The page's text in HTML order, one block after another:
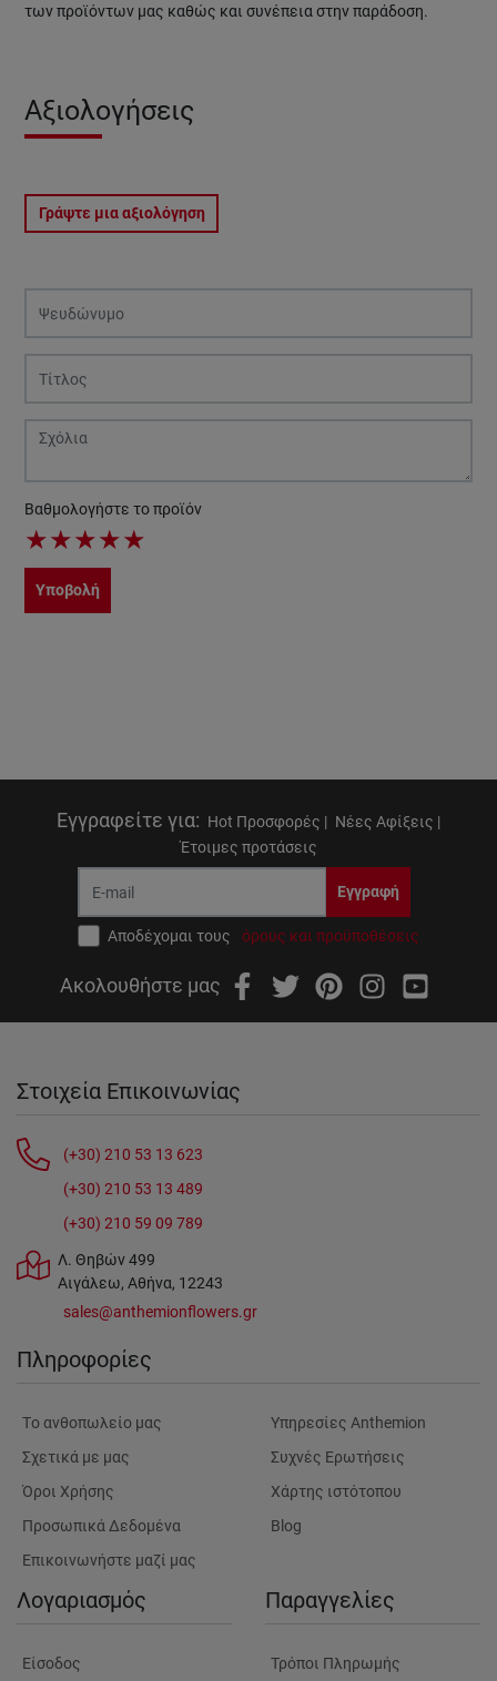
των προϊόντων μας καθώς και συνέπεια στην παράδοση.
Αξιολογήσεις
Γράψτε μια αξιολόγηση
Βαθμολογήστε το προϊόν
★★★★★
Υποβολή
Εγγραφείτε για: Hot Προσφορές | Νέες Αφίξεις |
Έτοιμες προτάσεις
Εγγραφή
Αποδέχομαι τους όρους και προϋποθέσεις
Ακολουθήστε μας
Στοιχεία Επικοινωνίας
(+30) 210 53 13 623
(+30) 210 53 13 489
(+30) 210 59 09 789
Λ. Θηβών 499
Αιγάλεω, Αθήνα, 12243
sales@anthemionflowers.gr
Πληροφορίες
Tο ανθοπωλείο μας
Σχετικά με μας
Όροι Χρήσης
Προσωπικά Δεδομένα
Επικοινωνήστε μαζί μας
Υπηρεσίες Anthemion
Συχνές Ερωτήσεις
Χάρτης ιστότοπου
Blog
Λογαριασμός
Είσοδος
Παραγγελίες
Τρόποι Πληρωμής